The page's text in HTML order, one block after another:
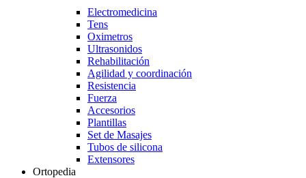
Electromedicina
Tens
Oximetros
Ultrasonidos
Rehabilitación
Agilidad y coordinación
Resistencia
Fuerza
Accesorios
Plantillas
Set de Masajes
Tubos de silicona
Extensores
Ortopedia